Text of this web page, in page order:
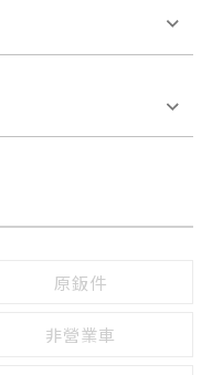
有
原鈑件
非營業車